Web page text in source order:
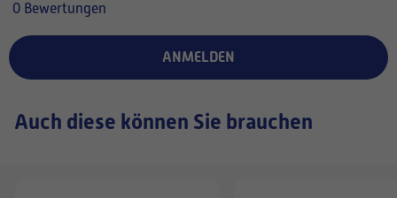
0 Bewertungen
ANMELDEN
Auch diese können Sie brauchen